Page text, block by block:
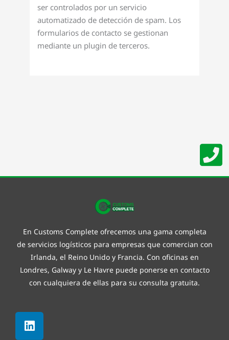
ser controlados por un servicio
automatizado de detección de spam. Los
formularios de contacto se gestionan
mediante un plugin de terceros.
En Customs Complete ofrecemos una gama completa
de servicios logísticos para empresas que comercian con
Irlanda, el Reino Unido y Francia. Con oficinas en
Londres, Galway y Le Havre puede ponerse en contacto
con cualquiera de ellas para su consulta gratuita.
Linkedin
Facebook